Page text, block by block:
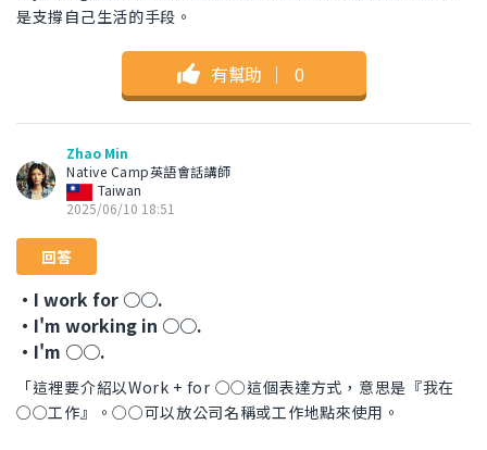
是支撐自己生活的手段。
有幫助 ｜ 0
Zhao Min
Native Camp英語會話講師
Taiwan
2025/06/10 18:51
回答
・I work for ○○.
・I'm working in ○○.
・I'm ○○.
「這裡要介紹以Work + for ○○這個表達方式，意思是『我在
○○工作』。○○可以放公司名稱或工作地點來使用。